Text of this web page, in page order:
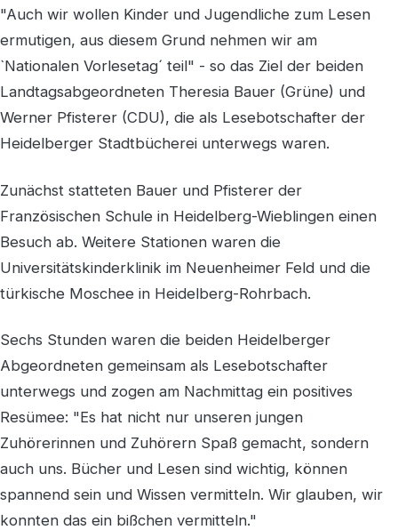
"Auch wir wollen Kinder und Jugendliche zum Lesen
ermutigen, aus diesem Grund nehmen wir am
`Nationalen Vorlesetag´ teil" - so das Ziel der beiden
Landtagsabgeordneten Theresia Bauer (Grüne) und
Werner Pfisterer (CDU), die als Lesebotschafter der
Heidelberger Stadtbücherei unterwegs waren.
Zunächst statteten Bauer und Pfisterer der
Französischen Schule in Heidelberg-Wieblingen einen
Besuch ab. Weitere Stationen waren die
Universitätskinderklinik im Neuenheimer Feld und die
türkische Moschee in Heidelberg-Rohrbach.
Sechs Stunden waren die beiden Heidelberger
Abgeordneten gemeinsam als Lesebotschafter
unterwegs und zogen am Nachmittag ein positives
Resümee: "Es hat nicht nur unseren jungen
Zuhörerinnen und Zuhörern Spaß gemacht, sondern
auch uns. Bücher und Lesen sind wichtig, können
spannend sein und Wissen vermitteln. Wir glauben, wir
konnten das ein bißchen vermitteln."